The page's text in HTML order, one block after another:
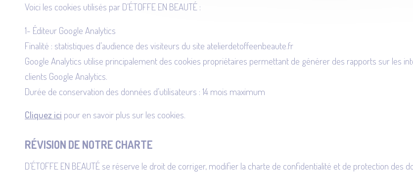
Voici les cookies utilisés par D’ÉTOFFE EN BEAUTÉ :
1- Éditeur Google Analytics
Finalité : statistiques d’audience des visiteurs du site atelierdetoffeenbeaute.fr
Google Analytics utilise principalement des cookies propriétaires permettant de générer des rapports sur les
clients Google Analytics.
Durée de conservation des données d’utilisateurs : 14 mois maximum
Cliquez ici pour en savoir plus sur les cookies.
RÉVISION DE NOTRE CHARTE
D’ÉTOFFE EN BEAUTÉ se réserve le droit de corriger, modifier la charte de confidentialité et de protection des